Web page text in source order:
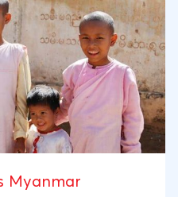
Myanmar